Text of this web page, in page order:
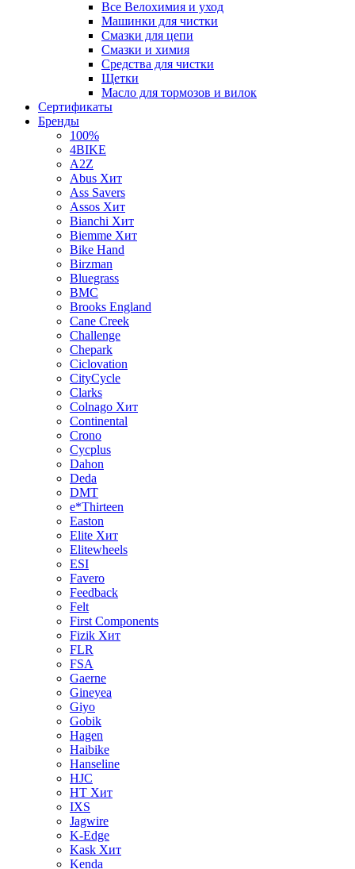
Все Велохимия и уход
Машинки для чистки
Смазки для цепи
Смазки и химия
Средства для чистки
Щетки
Масло для тормозов и вилок
Сертификаты
Бренды
100%
4BIKE
A2Z
Abus Хит
Ass Savers
Assos Хит
Bianchi Хит
Biemme Хит
Bike Hand
Birzman
Bluegrass
BMC
Brooks England
Cane Creek
Challenge
Chepark
Ciclovation
CityCycle
Clarks
Colnago Хит
Continental
Crono
Cycplus
Dahon
Deda
DMT
e*Thirteen
Easton
Elite Хит
Elitewheels
ESI
Favero
Feedback
Felt
First Components
Fizik Хит
FLR
FSA
Gaerne
Gineyea
Giyo
Gobik
Hagen
Haibike
Hanseline
HJC
HT Хит
IXS
Jagwire
K-Edge
Kask Хит
Kenda